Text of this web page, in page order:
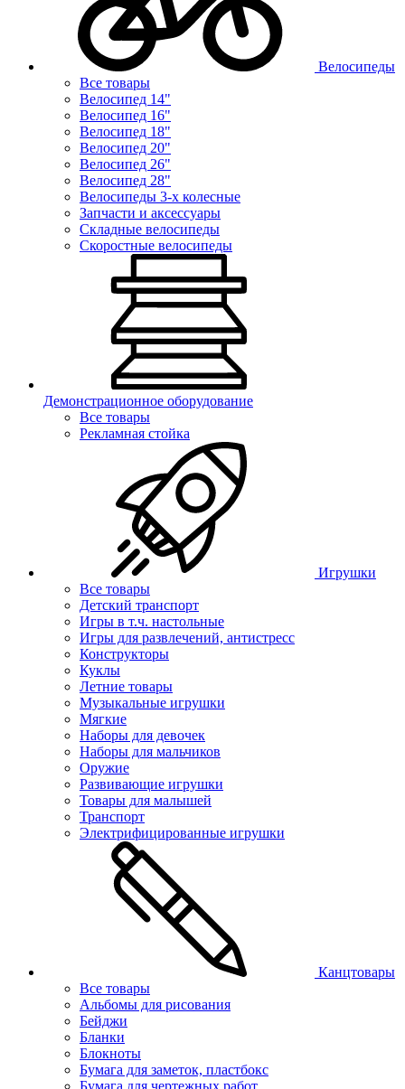
Велосипеды
Все товары
Велосипед 14"
Велосипед 16"
Велосипед 18"
Велосипед 20"
Велосипед 26"
Велосипед 28"
Велосипеды 3-х колесные
Запчасти и аксессуары
Складные велосипеды
Скоростные велосипеды
Демонстрационное оборудование
Все товары
Рекламная стойка
Игрушки
Все товары
Детский транспорт
Игры в т.ч. настольные
Игры для развлечений, антистресс
Конструкторы
Куклы
Летние товары
Музыкальные игрушки
Мягкие
Наборы для девочек
Наборы для мальчиков
Оружие
Развивающие игрушки
Товары для малышей
Транспорт
Электрифицированные игрушки
Канцтовары
Все товары
Альбомы для рисования
Бейджи
Бланки
Блокноты
Бумага для заметок, пластбокс
Бумага для чертежных работ